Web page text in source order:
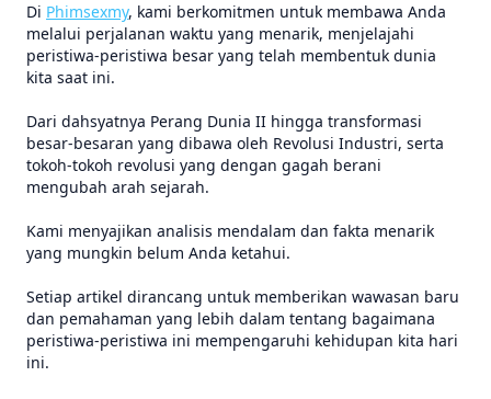
Di Phimsexmy, kami berkomitmen untuk membawa Anda
melalui perjalanan waktu yang menarik, menjelajahi
peristiwa-peristiwa besar yang telah membentuk dunia
kita saat ini.
Dari dahsyatnya Perang Dunia II hingga transformasi
besar-besaran yang dibawa oleh Revolusi Industri, serta
tokoh-tokoh revolusi yang dengan gagah berani
mengubah arah sejarah.
Kami menyajikan analisis mendalam dan fakta menarik
yang mungkin belum Anda ketahui.
Setiap artikel dirancang untuk memberikan wawasan baru
dan pemahaman yang lebih dalam tentang bagaimana
peristiwa-peristiwa ini mempengaruhi kehidupan kita hari
ini.